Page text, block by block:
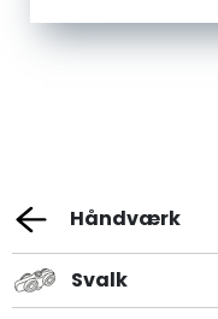
Håndværk
Svalk